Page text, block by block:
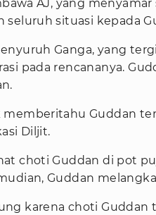
AJ, yang
seluruh situasi kepada
Ganga, yang
pada rencananya.
memberitahu Guddan
Diljit.
choti Guddan di pot
Guddan
karena choti Guddan